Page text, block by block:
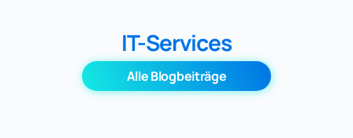
IT-Services
Alle Blogbeiträge